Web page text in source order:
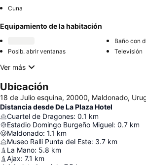
Cuna
Equipamiento de la habitación
Baño con
Posib. abrir ventanas
Televisión
Ver más
Ubicación
18 de Julio esquina, 20000, Maldonado,
Distancia desde De La Plaza Hotel
Cuartel de Dragones: 0.1 km
Estadio Domingo Burgeño Miguel: 0.7 km
Maldonado: 1.1 km
Museo Ralli Punta del Este: 3.7 km
La Mano: 5.8 km
Ajax: 7.1 km